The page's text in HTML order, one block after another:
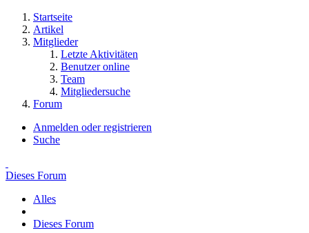
Startseite
Artikel
Mitglieder
Letzte Aktivitäten
Benutzer online
Team
Mitgliedersuche
Forum
Anmelden oder registrieren
Suche
Dieses Forum
Alles
Dieses Forum